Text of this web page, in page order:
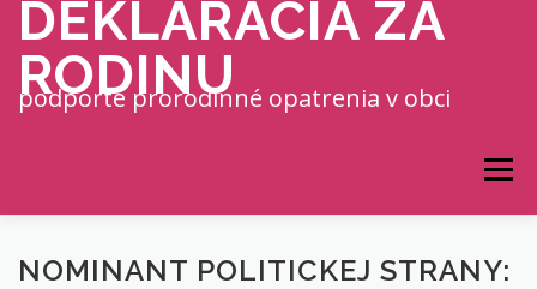
Prejsť na obsah
DEKLARÁCIA ZA
RODINU
podporte prorodinné opatrenia v obci
Menu
NOMINANT POLITICKEJ STRANY: